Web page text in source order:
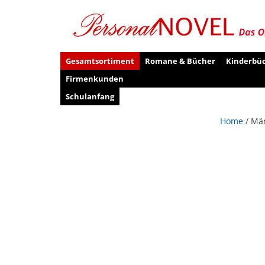
Gesamtsortiment Romane & Bücher
Firmenkunden
Schulanfang
Home /